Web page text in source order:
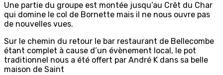
Une partie du groupe est montée jusqu’au Crêt du Char
qui domine le col de Bornette mais il ne nous ouvre pas
de nouvelles vues.
Sur le chemin du retour le bar restaurant de Bellecombe
étant complet à cause d’un évènement local, le pot
traditionnel nous a été offert par André K dans sa belle
maison de Saint